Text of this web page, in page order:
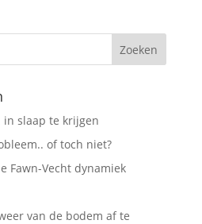
in slaap te krijgen
of toch niet?
Fawn-Vecht dynamiek
van de bodem af te